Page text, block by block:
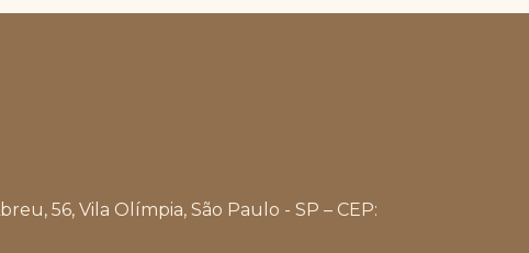
56, Vila Olímpia, São Paulo - SP – CEP: